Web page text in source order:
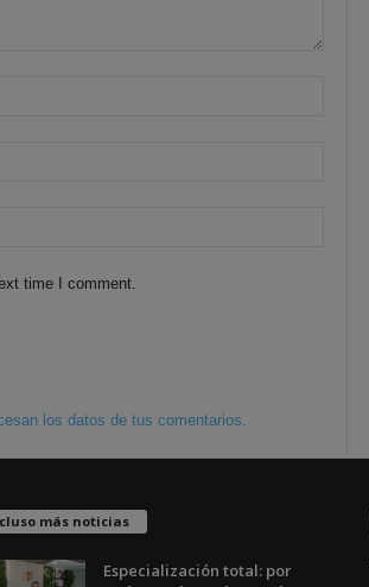
time I comment.
los datos de tus comentarios.
más noticias
Especialización total: por